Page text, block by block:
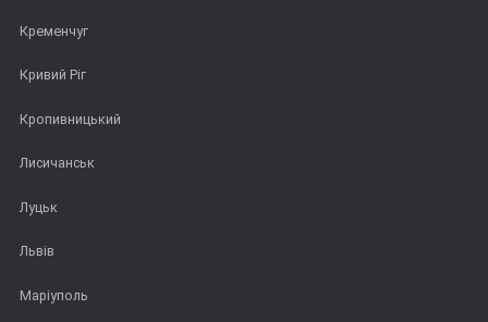
Кременчуг
Кривий Ріг
Кропивницький
Лисичанськ
Луцьк
Львів
Маріуполь